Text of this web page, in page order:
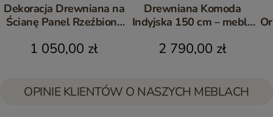
Dekoracja Drewniana na
Ścianę Panel Rzeźbiony
1 050,00 zł
Drewniana Komoda
Indyjska 150 cm – meble
mango
2 790,00 zł
OPINIE KLIENTÓW O NASZYCH MEBLACH